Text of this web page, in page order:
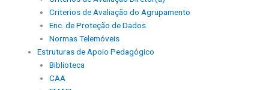
Criterios de Avaliação do Agrupamento
Enc. de Proteção de Dados
Normas Telemóveis
Estruturas de Apoio Pedagógico
Biblioteca
CAA